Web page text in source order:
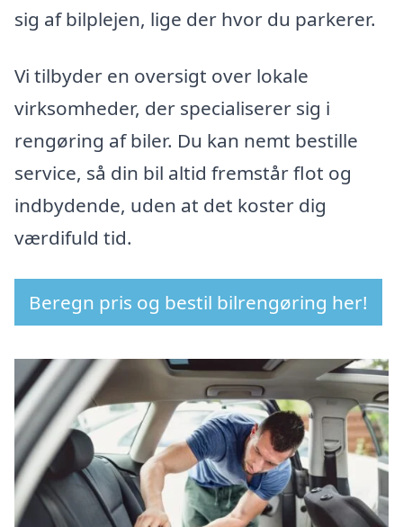
sig af bilplejen, lige der hvor du parkerer.
Vi tilbyder en oversigt over lokale
virksomheder, der specialiserer sig i
rengøring af biler. Du kan nemt bestille
service, så din bil altid fremstår flot og
indbydende, uden at det koster dig
værdifuld tid.
Beregn pris og bestil bilrengøring her!